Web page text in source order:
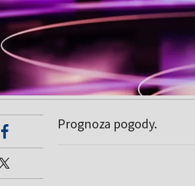
Prognoza pogody.